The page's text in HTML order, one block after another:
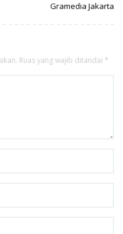
Gramedia Jakarta
Ruas yang wajib ditandai *